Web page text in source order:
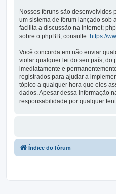
Nossos fóruns são desenvolvidos
um sistema de fórum lançado sob
facilita a discussão na internet;
sobre o phpBB, consulte: https://
Você concorda em não enviar
violar qualquer lei do seu país, do
imediatamente e
registrados para ajudar a
tópico a qualquer hora que eles
dados. Apesar dessa informação
responsabilidade por qualquer
Índice do fórum